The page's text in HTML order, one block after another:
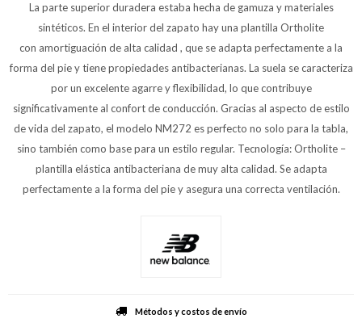
La parte superior duradera estaba hecha de gamuza y materiales
sintéticos. En el interior del zapato hay una plantilla Ortholite
con amortiguación de alta calidad , que se adapta perfectamente a la
forma del pie y tiene propiedades antibacterianas. La suela se caracteriza
por un excelente agarre y flexibilidad, lo que contribuye
significativamente al confort de conducción. Gracias al aspecto de estilo
de vida del zapato, el modelo NM272 es perfecto no solo para la tabla,
sino también como base para un estilo regular. Tecnología: Ortholite –
plantilla elástica antibacteriana de muy alta calidad. Se adapta
perfectamente a la forma del pie y asegura una correcta ventilación.
Métodos y costos de envío